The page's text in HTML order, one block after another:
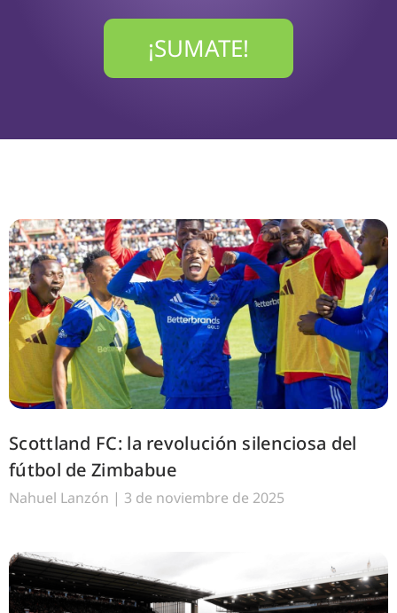
¡SUMATE!
Scottland FC: la revolución silenciosa del
fútbol de Zimbabue
Nahuel Lanzón 3 de noviembre de 2025